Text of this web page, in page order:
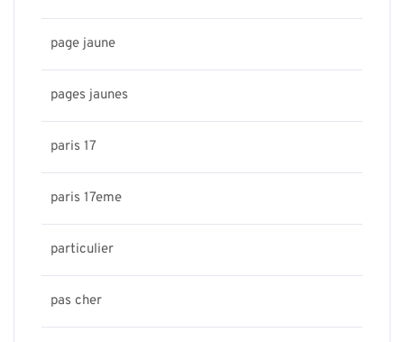
page jaune
pages jaunes
paris 17
paris 17eme
particulier
pas cher